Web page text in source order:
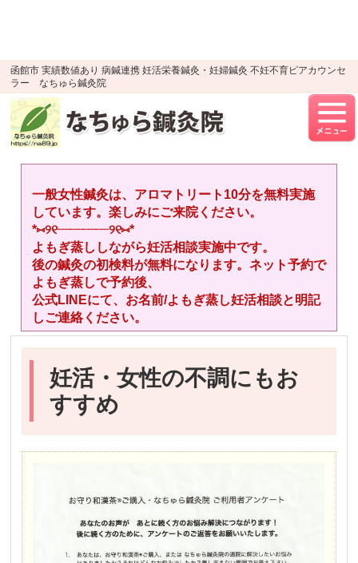
函館市 実績数値あり 病鍼連携 妊活栄養鍼灸・妊婦鍼灸 不妊不育ピアカウンセ
ラー なちゅら鍼灸院
一般女性鍼灸は、アロマトリート10分を無料実施
しています。楽しみにご来院ください。
*⑅︎୨୧┈︎┈︎┈︎┈︎୨୧⑅︎*
よもぎ蒸ししながら妊活相談実施中です。
後の鍼灸の初検料が無料になります。ネット予約で
よもぎ蒸しで予約後、
公式LINEにて、お名前/よもぎ蒸し妊活相談と明記
しご連絡ください。
妊活・女性の不調にもお
すすめ